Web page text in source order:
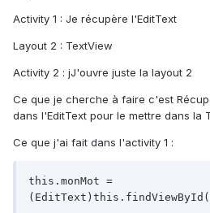
Activity 1 : Je récupère l'EditText
Layout 2 : TextView
Activity 2 : jJ'ouvre juste la layout 2
Ce que je cherche à faire c'est
dans l'EditText pour le mettre dans la
Ce que j'ai fait dans l'activity 1 :
this.monMot =